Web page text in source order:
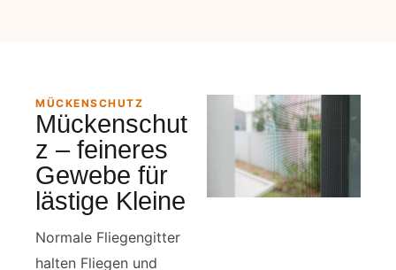
MÜCKENSCHUTZ
Mückenschut
z – feineres
Gewebe für
lästige Kleine
Normale Fliegengitter
halten Fliegen und